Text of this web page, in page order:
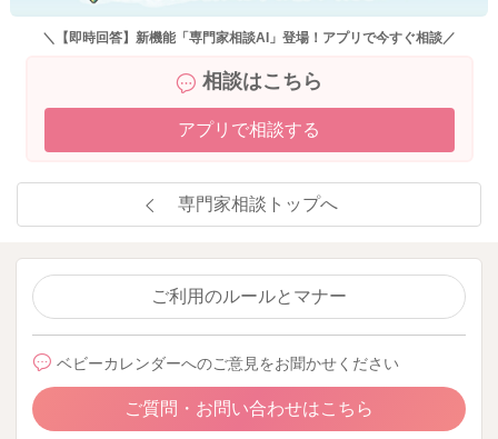
心の準備編「どうしてたべてくれないの？」
http://www.kanagawa-syounihokenkyoukai.jp/images_mt/hensh
また悩まれた際は一人で悩みこまずに、いつでもお声掛け下さ
2020/10/13 14:19
＼【即時回答】新機能「専門家相談AI」登場！アプリで今すぐ相談／
相談はこちら
アプリで相談する
専門家相談トップへ
ご利用のルールとマナー
ベビーカレンダーへのご意見をお聞かせください
ご質問・お問い合わせはこちら